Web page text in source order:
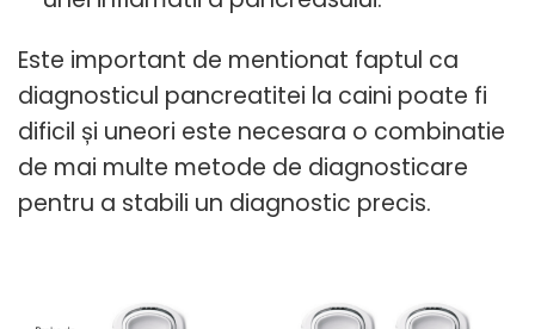
Este important de mentionat faptul ca
diagnosticul pancreatitei la caini poate fi
dificil și uneori este necesara o combinatie
de mai multe metode de diagnosticare
pentru a stabili un diagnostic precis.